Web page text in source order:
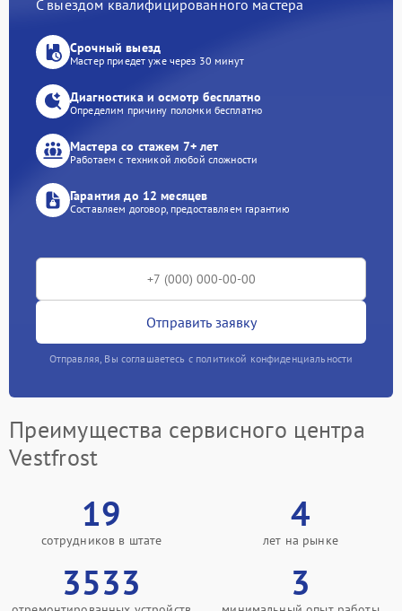
С выездом квалифицированного мастера
Срочный выезд
Мастер приедет уже через 30 минут
Диагностика и осмотр бесплатно
Определим причину поломки бесплатно
Мастера со стажем 7+ лет
Работаем с техникой любой сложности
Гарантия до 12 месяцев
Составляем договор, предоставляем гарантию
Отправить заявку
Отправляя, Вы соглашаетесь с политикой конфиденциальности
Преимущества сервисного центра
Vestfrost
19
сотрудников в штате
4
лет на рынке
3533 3